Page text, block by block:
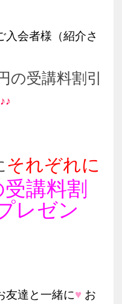
♥ お
か？
本ペ
参くだ
す。
をされ